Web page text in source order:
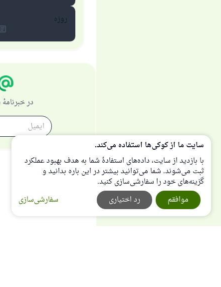
روزه
در
سایت ما از کوکی‌ها استفاده می‌کند.
با بازدید از سایت، داده‌های استفادهٔ شما به هدف بهبود عملکرد
ثبت می‌شوند. شما می‌توانید بیشتر در این باره بدانید و
گزینه‌های خود را سفارشی‌سازی کنید.
سفارشی‌سازی
رد اختیاری موافقم